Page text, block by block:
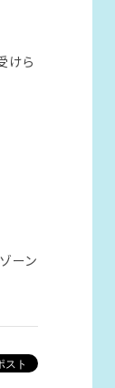
けら
ーン